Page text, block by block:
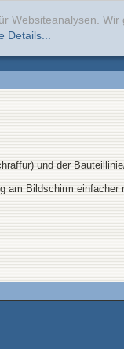
Websiteanalysen.
Details...
und der
am Bildschirm einfacher